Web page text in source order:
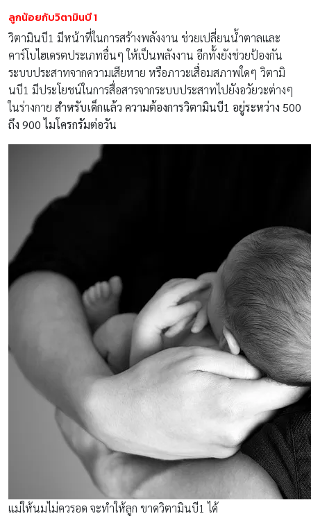
ลูกน้อยกับวิตามินบี 1
วิตามินบี1 มีหน้าที่ในการสร้างพลังงาน ช่วยเปลี่ยนน้ำตาลและ
คาร์โบไฮเดรตประเภทอื่นๆ ให้เป็นพลังงาน อีกทั้งยังช่วยป้องกัน
ระบบประสาทจากความเสียหาย หรือภาวะเสื่อมสภาพใดๆ วิตามิ
นบี1 มีประโยชน์ในการสื่อสารจากระบบประสาทไปยังอวัยวะต่างๆ
ในร่างกาย สำหรับเด็กแล้ว ความต้องการวิตามินบี1 อยู่ระหว่าง 500
ถึง 900 ไมโครกรัมต่อวัน
แม่ให้นมไม่ควรอด จะทำให้ลูก ขาดวิตามินบี1 ได้